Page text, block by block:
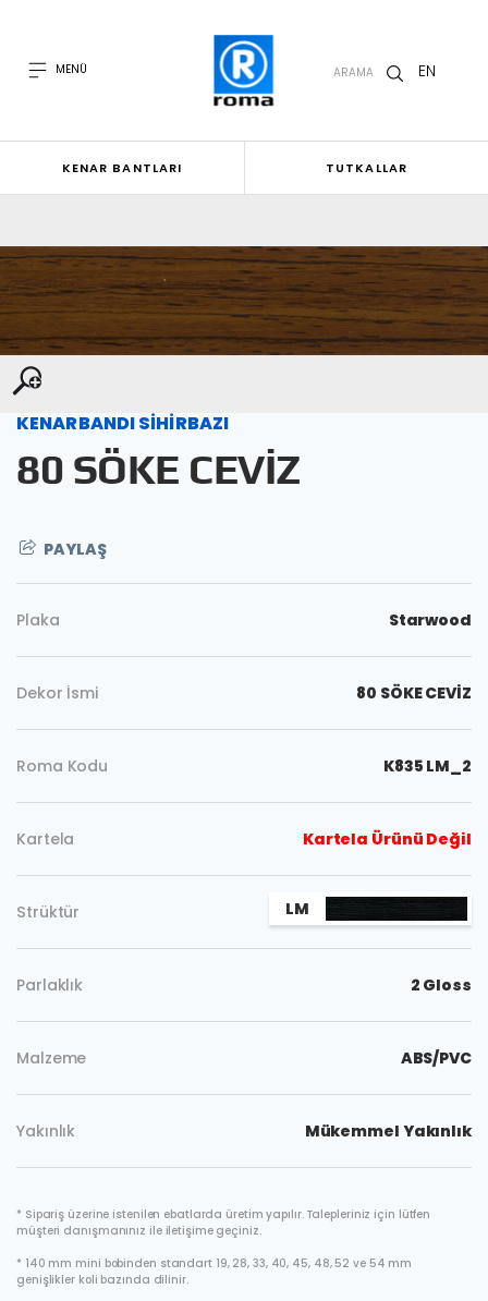
MENÜ ARAMA EN
KENAR BANTLARI TUTKALLAR
KENARBANDI SİHİRBAZI
80 SÖKE CEVİZ
PAYLAŞ
Plaka Starwood
Dekor İsmi 80 SÖKE CEVİZ
Roma Kodu K835 LM_2
Kartela Kartela Ürünü Değil
Strüktür LM
Parlaklık 2 Gloss
Malzeme ABS/PVC
Yakınlık Mükemmel Yakınlık
* Sipariş üzerine istenilen ebatlarda üretim yapılır. Talepleriniz için lütfen
müşteri danışmanınız ile iletişime geçiniz.
* 140 mm mini bobinden standart 19, 28, 33, 40, 45, 48, 52 ve 54 mm
genişlikler koli bazında dilinir.
Kopyala